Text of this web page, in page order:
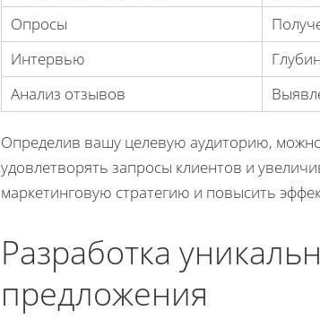
Опросы
Интервью
Анализ отзывов
Определив вашу целевую аудиторию,
удовлетворять запросы клиентов и
маркетинговую стратегию и повысить
Разработка
предложения